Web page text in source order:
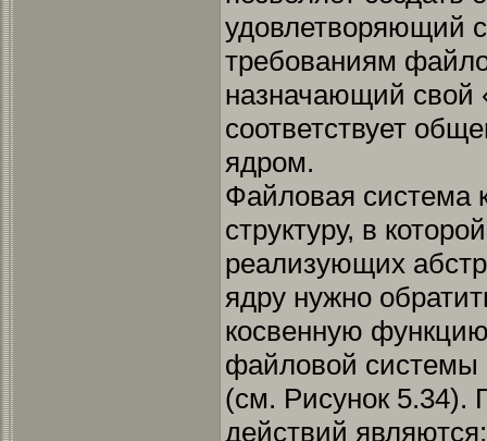
удовлетворяющий
требованиям
назначающий свой
соответствует
ядром.
Файловая система
структуру, в
реализующих
ядру нужно
косвенную
файловой системы
(см. Рисунок 5.34).
действий